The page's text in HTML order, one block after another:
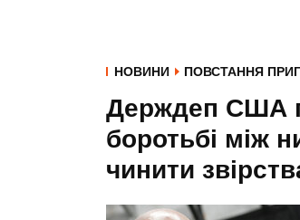
НОВИНИ ПОВСТАННЯ
Держдеп США
боротьбі між
чинити